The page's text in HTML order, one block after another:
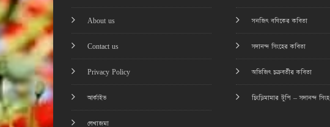
About us
Contact us
Privacy Policy
আর্কাইভ
লেখাজমা
সনজিৎ বণিকের কবিতা
সদানন্দ সিংহের কবিতা
অভিজিৎ চক্রবর্তীর কবিতা
চিংড়িমামার টুপি – সদানন্দ সিংহ